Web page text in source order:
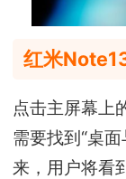
红米
点击主屏幕上
需要找到“桌
来，用户将看